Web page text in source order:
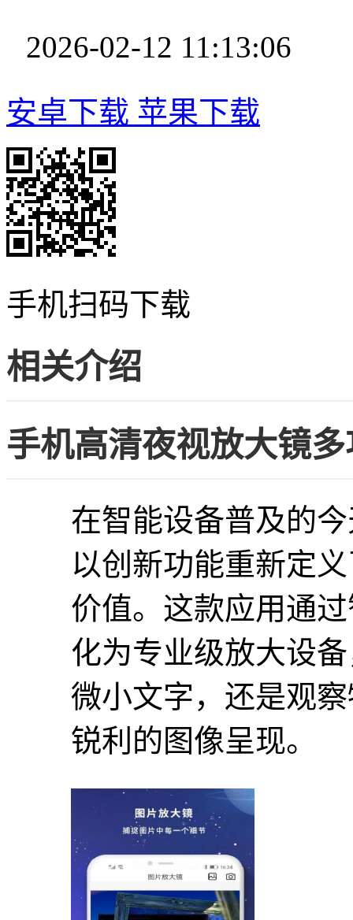
2026-02-12 11:13:06
安卓下载 苹果下载
手机扫码下载
相关介绍
手机高清夜视放大镜
在智能设备普及的
以创新功能重新定
价值。这款应用通
化为专业级放大设
微小文字，还是观
锐利的图像呈现。